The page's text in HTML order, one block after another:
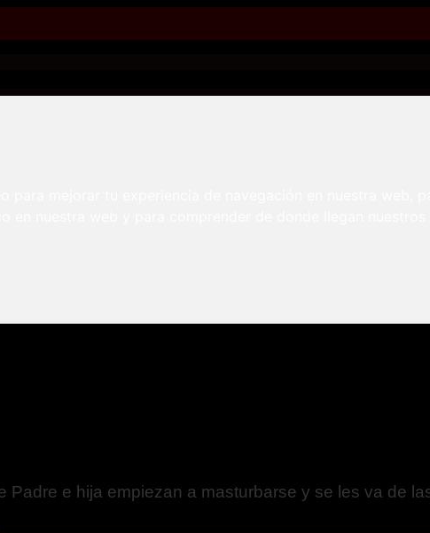
y contenido de calidad en 300incestos.com.
le meten una doble penetración a una enfermera